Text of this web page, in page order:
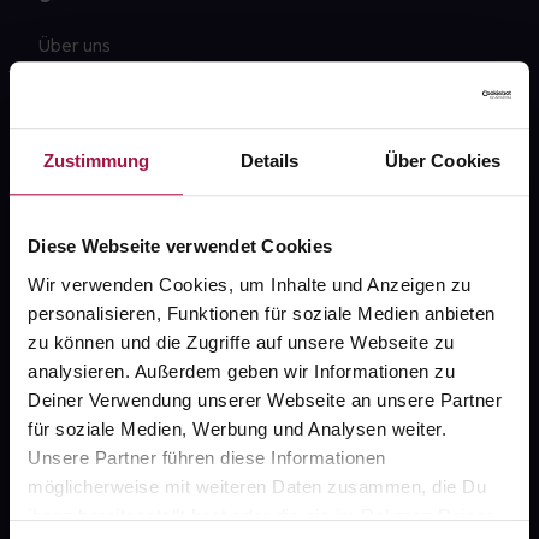
Zustimmung Details Über Cookies
Diese Webseite verwendet Cookies
Wir verwenden Cookies, um Inhalte und Anzeigen zu
personalisieren, Funktionen für soziale Medien anbieten
zu können und die Zugriffe auf unsere Webseite zu
analysieren. Außerdem geben wir Informationen zu
Deiner Verwendung unserer Webseite an unsere Partner
für soziale Medien, Werbung und Analysen weiter.
Unsere Partner führen diese Informationen
möglicherweise mit weiteren Daten zusammen, die Du
ihnen bereitgestellt hast oder die sie im Rahmen Deiner
Über uns
Newsletter
Sanitätshäuser
AGB
Impressum